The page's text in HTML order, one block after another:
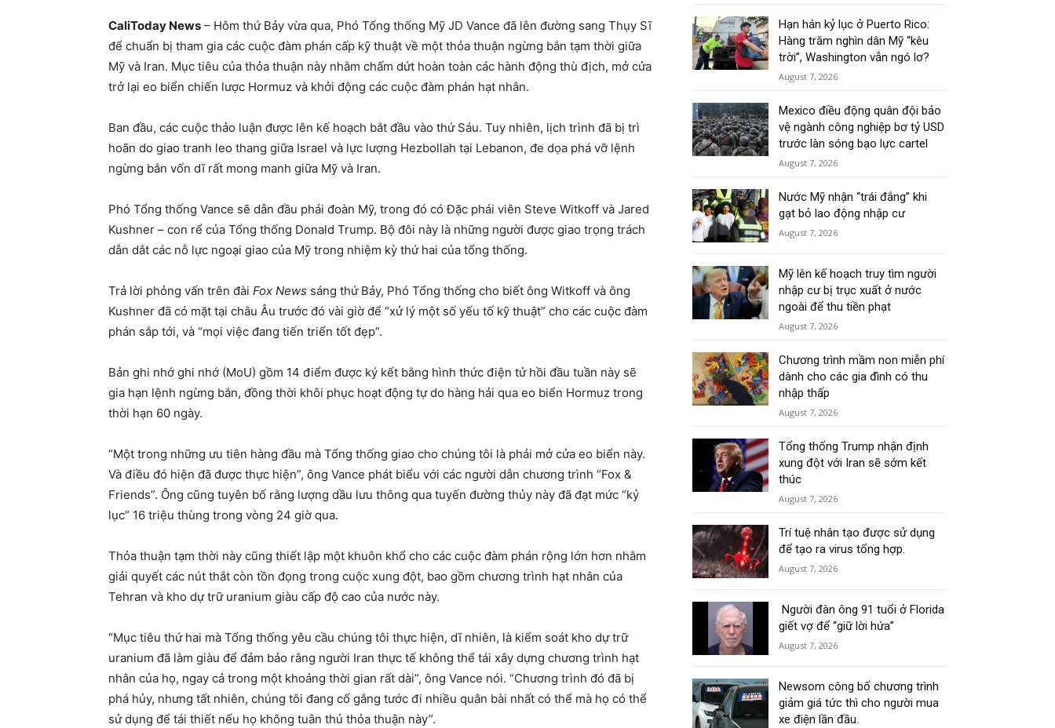
CaliToday News – Hôm thứ Bảy vừa qua, Phó Tổng thống Mỹ JD Vance đã lên đường sang Thụy Sĩ
để chuẩn bị tham gia các cuộc đàm phán cấp kỹ thuật về một thỏa thuận ngừng bắn tạm thời giữa
Mỹ và Iran. Mục tiêu của thỏa thuận này nhằm chấm dứt hoàn toàn các hành động thù địch, mở cửa
trở lại eo biển chiến lược Hormuz và khởi động các cuộc đàm phán hạt nhân.
Ban đầu, các cuộc thảo luận được lên kế hoạch bắt đầu vào thứ Sáu. Tuy nhiên, lịch trình đã bị trì
hoãn do giao tranh leo thang giữa Israel và lực lượng Hezbollah tại Lebanon, đe dọa phá vỡ lệnh
ngừng bắn vốn dĩ rất mong manh giữa Mỹ và Iran.
Phó Tổng thống Vance sẽ dẫn đầu phái đoàn Mỹ, trong đó có Đặc phái viên Steve Witkoff và Jared
Kushner – con rể của Tổng thống Donald Trump. Bộ đôi này là những người được giao trọng trách
dẫn dắt các nỗ lực ngoại giao của Mỹ trong nhiệm kỳ thứ hai của tổng thống.
Trả lời phỏng vấn trên đài Fox News sáng thứ Bảy, Phó Tổng thống cho biết ông Witkoff và ông
Kushner đã có mặt tại châu Âu trước đó vài giờ để “xử lý một số yếu tố kỹ thuật” cho các cuộc đàm
phán sắp tới, và “mọi việc đang tiến triển tốt đẹp”.
Bản ghi nhớ ghi nhớ (MoU) gồm 14 điểm được ký kết bằng hình thức điện tử hồi đầu tuần này sẽ
gia hạn lệnh ngừng bắn, đồng thời khôi phục hoạt động tự do hàng hải qua eo biển Hormuz trong
thời hạn 60 ngày.
“Một trong những ưu tiên hàng đầu mà Tổng thống giao cho chúng tôi là phải mở cửa eo biển này.
Và điều đó hiện đã được thực hiện”, ông Vance phát biểu với các người dẫn chương trình “Fox &
Friends”. Ông cũng tuyên bố rằng lượng dầu lưu thông qua tuyến đường thủy này đã đạt mức “kỷ
lục” 16 triệu thùng trong vòng 24 giờ qua.
Thỏa thuận tạm thời này cũng thiết lập một khuôn khổ cho các cuộc đàm phán rộng lớn hơn nhằm
giải quyết các nút thắt còn tồn đọng trong cuộc xung đột, bao gồm chương trình hạt nhân của
Tehran và kho dự trữ uranium giàu cấp độ cao của nước này.
“Mục tiêu thứ hai mà Tổng thống yêu cầu chúng tôi thực hiện, dĩ nhiên, là kiểm soát kho dự trữ
uranium đã làm giàu để đảm bảo rằng người Iran thực tế không thể tái xây dựng chương trình hạt
nhân của họ, ngay cả trong một khoảng thời gian rất dài”, ông Vance nói. “Chương trình đó đã bị
phá hủy, nhưng tất nhiên, chúng tôi đang cố gắng tước đi nhiều quân bài nhất có thể mà họ có thể
sử dụng để tái thiết nếu họ không tuân thủ thỏa thuận này”.
Hạn hán kỷ lục ở Puerto Rico:
Hàng trăm nghìn dân Mỹ “kêu
trời”, Washington vẫn ngó lơ?
August 7, 2026
Mexico điều động quân đội bảo
vệ ngành công nghiệp bơ tỷ USD
trước làn sóng bạo lực cartel
August 7, 2026
Nước Mỹ nhận “trái đắng” khi
gạt bỏ lao động nhập cư
August 7, 2026
Mỹ lên kế hoạch truy tìm người
nhập cư bị trục xuất ở nước
ngoài để thu tiền phạt
August 7, 2026
Chương trình mầm non miễn phí
dành cho các gia đình có thu
nhập thấp
August 7, 2026
Tổng thống Trump nhận định
xung đột với Iran sẽ sớm kết
thúc
August 7, 2026
Trí tuệ nhân tạo được sử dụng
để tạo ra virus tổng hợp.
August 7, 2026
Người đàn ông 91 tuổi ở Florida
giết vợ để “giữ lời hứa”
August 7, 2026
Newsom công bố chương trình
giảm giá tức thì cho người mua
xe điện lần đầu.